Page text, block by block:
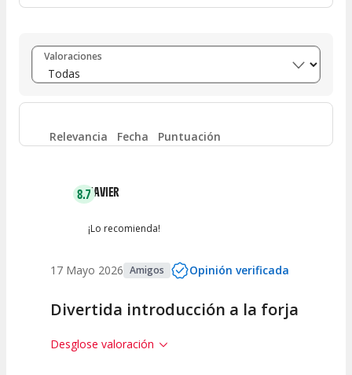
Entre 8 y 10 (1)
Entre 6 y 8 (0)
Entre 4 y 6 0
Valoraciones
Relevancia Fecha Puntuación
8.7JAVIER
¡Lo recomienda!
17 Mayo 2026 Amigos Opinión verificada
Divertida introducción a la forja
Desglose valoración